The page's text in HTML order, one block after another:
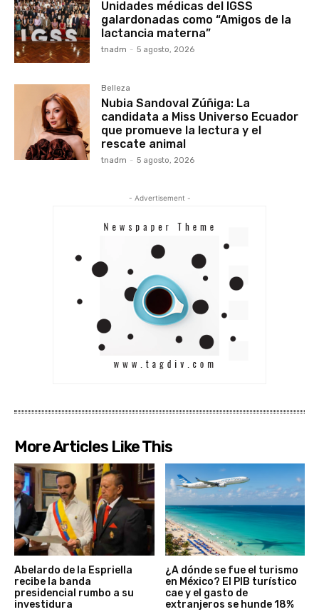
Unidades médicas del IGSS
galardonadas como “Amigos de la
lactancia materna”
tnadm - 5 agosto, 2026
Belleza
Nubia Sandoval Zúñiga: La
candidata a Miss Universo Ecuador
que promueve la lectura y el
rescate animal
tnadm - 5 agosto, 2026
- Advertisement -
More Articles Like This
Abelardo de la Espriella
recibe la banda
presidencial rumbo a su
investidura
¿A dónde se fue el turismo
en México? El PIB turístico
cae y el gasto de
extranjeros se hunde 18%